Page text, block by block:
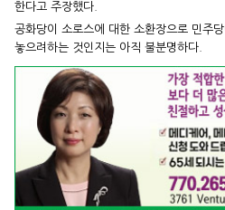
한다고 주장했다.
공화당이 소로스에 대한 소환장으로 민주
놓으려하는 것인지는 아직 불분명하다.